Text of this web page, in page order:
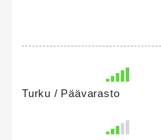
Turku / Päävarasto